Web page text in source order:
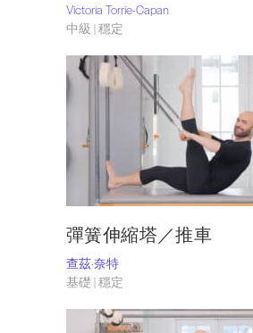
Victoria Torrie-Capan
中級 | 穩定
彈簧伸縮塔／推車
查茲·奈特
基礎 | 穩定